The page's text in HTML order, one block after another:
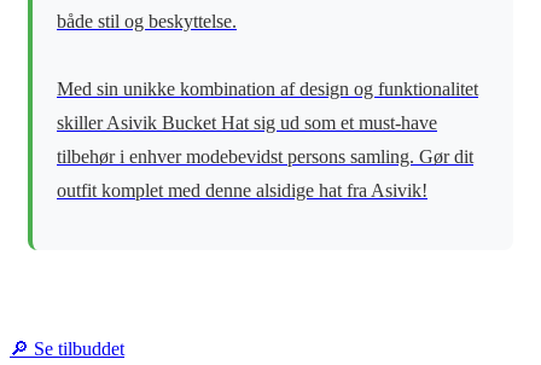
både stil og beskyttelse.
Med sin unikke kombination af design og funktionalitet
skiller Asivik Bucket Hat sig ud som et must-have
tilbehør i enhver modebevidst persons samling. Gør dit
outfit komplet med denne alsidige hat fra Asivik!
🔎 Se tilbuddet